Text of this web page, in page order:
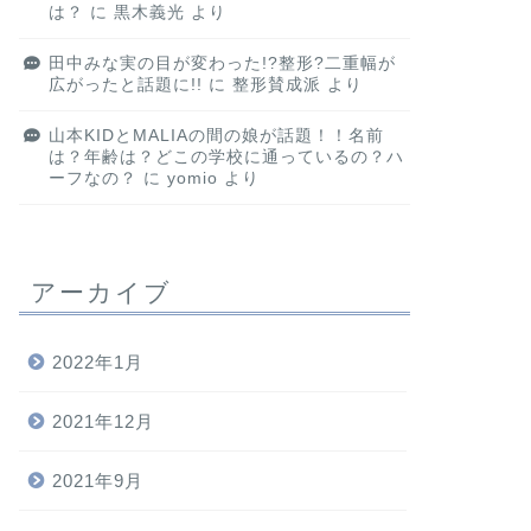
は？ に 黒木義光 より
田中みな実の目が変わった!?整形?二重幅が
広がったと話題に!! に 整形賛成派 より
山本KIDとMALIAの間の娘が話題！！名前
は？年齢は？どこの学校に通っているの？ハ
ーフなの？
に yomio より
アーカイブ
2022年1月
2021年12月
2021年9月